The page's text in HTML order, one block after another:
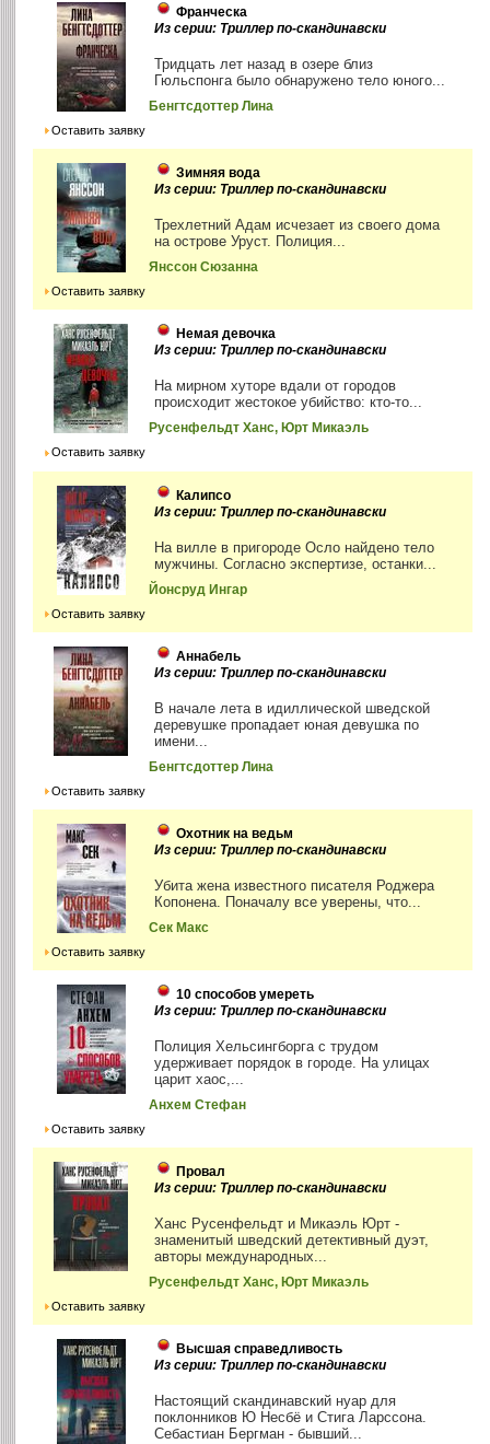
Франческа
Из серии: Триллер по-скандинавски
Тридцать лет назад в озере близ
Гюльспонга было обнаружено тело юного...
Бенгтсдоттер Лина
Оставить заявку
Зимняя вода
Из серии: Триллер по-скандинавски
Трехлетний Адам исчезает из своего дома
на острове Уруст. Полиция...
Янссон Сюзанна
Оставить заявку
Немая девочка
Из серии: Триллер по-скандинавски
На мирном хуторе вдали от городов
происходит жестокое убийство: кто-то...
Русенфельдт Ханс, Юрт Микаэль
Оставить заявку
Калипсо
Из серии: Триллер по-скандинавски
На вилле в пригороде Осло найдено тело
мужчины. Согласно экспертизе, останки...
Йонсруд Ингар
Оставить заявку
Аннабель
Из серии: Триллер по-скандинавски
В начале лета в идиллической шведской
деревушке пропадает юная девушка по
имени...
Бенгтсдоттер Лина
Оставить заявку
Охотник на ведьм
Из серии: Триллер по-скандинавски
Убита жена известного писателя Роджера
Копонена. Поначалу все уверены, что...
Сек Макс
Оставить заявку
10 способов умереть
Из серии: Триллер по-скандинавски
Полиция Хельсингборга с трудом
удерживает порядок в городе. На улицах
царит хаос,...
Анхем Стефан
Оставить заявку
Провал
Из серии: Триллер по-скандинавски
Ханс Русенфельдт и Микаэль Юрт -
знаменитый шведский детективный дуэт,
авторы международных...
Русенфельдт Ханс, Юрт Микаэль
Оставить заявку
Высшая справедливость
Из серии: Триллер по-скандинавски
Настоящий скандинавский нуар для
поклонников Ю Несбё и Стига Ларссона.
Себастиан Бергман - бывший...